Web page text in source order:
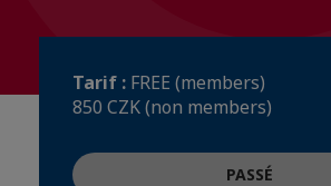
Tarif : FREE (members)
850 CZK (non members)
PASSÉ